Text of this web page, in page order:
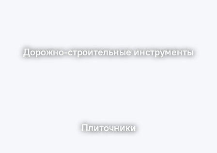
Дорожно-строительные инструменты
Плиточники